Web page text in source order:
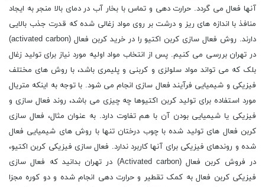
آنها فعال می گردد. حرارت دهی و تماس با بخار آب در دمای بالا منجر به ایجاد
منافذ با اندازه های ریز و درشت بر روی مواد زغالی شده که قدرت جذب بالایی
دارند. روش فعال سازی کربن اکتیو را در خرید کربن فعال (activated carbon)
در تهران بررسی می کنیم. پس از انتخاب مواد اولیه مورد نیاز برای تولید زغال
بلک که می تواند مواد سلولزی و کربنی و پلیمری باشد، با روش های مختلف
فیزیکی و شیمیایی فرآیند فعال سازی انجام می شود. با توجه به اینکه متریال
مورد استفاده برای تولید کربن اکتیوها چه چیزی می باشد، روند فعال سازی و
فیزیکی یا شیمیایی بودن آن با هم تفاوت دارد. به عنوان مثال، فعال سازی
کربن فعال های تولید شده با چوب درختان تنها با روش های شیمیایی فعال
شده و روندهای فیزیکی برای آنها کاربرد ندارد. فعال سازی فیزیکی کربن اکتیو،
در فروش کربن فعال (Activated carbon) در تهران بدانید که فعال سازی
فیزیکی کربن فعال به کمک تقطیر و حرارت دهی انجام شده و دو کوره مجزا